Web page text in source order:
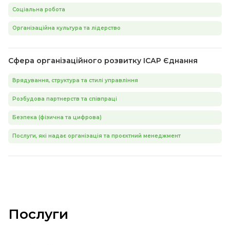
Соціальна робота
Організаційна культура та лідерство
Сфера організаційного розвитку ІСАР Єднання
Врядування, структура та стилі управління
Розбудова партнерств та співпраці
Безпека (фізична та цифрова)
Послуги, які надає організація та проєктний менеджмент
Послуги